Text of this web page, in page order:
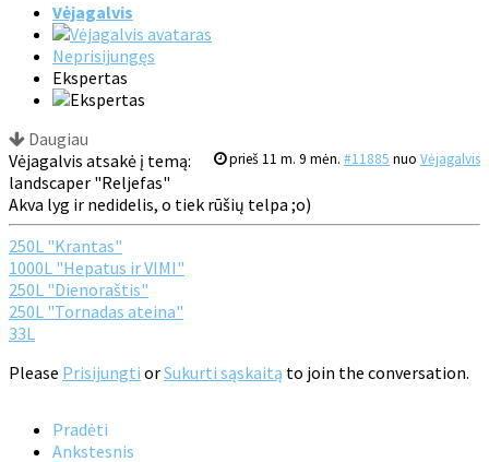
Vėjagalvis
Neprisijungęs
Ekspertas
Daugiau
prieš 11 m. 9 mėn. #11885 nuo Vėjagalvis
Vėjagalvis atsakė į temą:
landscaper "Reljefas"
Akva lyg ir nedidelis, o tiek rūšių telpa ;o)
250L "Krantas"
1000L "Hepatus ir VIMI"
250L "Dienoraštis"
250L "Tornadas ateina"
33L
Please Prisijungti orSukurti sąskaitą to join the conversation.
Pradėti
Ankstesnis